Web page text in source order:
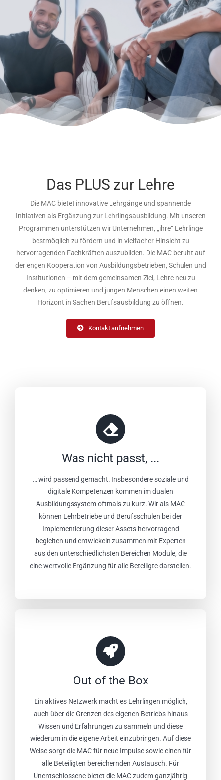
Das PLUS zur Lehre
Die MAC bietet innovative Lehrgänge und spannende
Initiativen als Ergänzung zur Lehrlingsausbildung. Mit unseren
Programmen unterstützen wir Unternehmen, „ihre“ Lehrlinge
bestmöglich zu fördern und in vielfacher Hinsicht zu
hervorragenden Fachkräften auszubilden. Die MAC beruht auf
der engen Kooperation von Ausbildungsbetrieben, Schulen und
Institutionen – mit dem gemeinsamen Ziel, Lehre neu zu
denken, zu optimieren und jungen Menschen einen weiten
Horizont in Sachen Berufsausbildung zu öffnen.
Kontakt aufnehmen
Was nicht passt, ...
… wird passend gemacht. Insbesondere soziale und
digitale Kompetenzen kommen im dualen
Ausbildungssystem oftmals zu kurz. Wir als MAC
können Lehrbetriebe und Berufsschulen bei der
Implementierung dieser Assets hervorragend
begleiten und entwickeln zusammen mit Experten
aus den unterschiedlichsten Bereichen Module, die
eine wertvolle Ergänzung für alle Beteiligte darstellen.
Out of the Box
Ein aktives Netzwerk macht es Lehrlingen möglich,
auch über die Grenzen des eigenen Betriebs hinaus
Wissen und Erfahrungen zu sammeln und diese
wiederum in die eigene Arbeit einzubringen. Auf diese
Weise sorgt die MAC für neue Impulse sowie einen für
alle Beteiligten bereichernden Austausch. Für
Unentschlossene bietet die MAC zudem ganzjährig